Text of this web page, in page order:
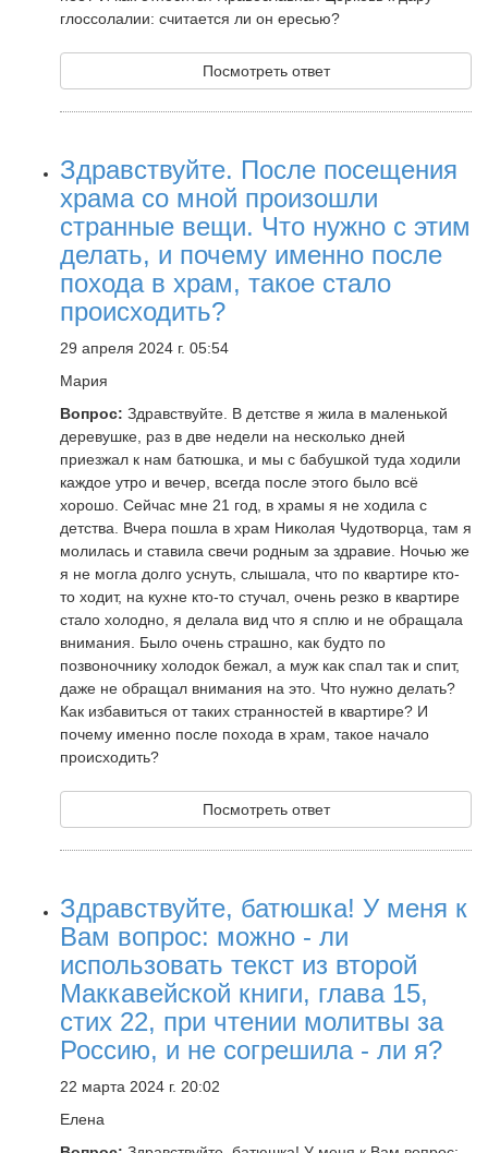
глоссолалии: считается ли он ересью?
Посмотреть ответ
Здравствуйте. После посещения
храма со мной произошли
странные вещи. Что нужно с этим
делать, и почему именно после
похода в храм, такое стало
происходить?
29 апреля 2024 г. 05:54
Мария
Вопрос: Здравствуйте. В детстве я жила в маленькой
деревушке, раз в две недели на несколько дней
приезжал к нам батюшка, и мы с бабушкой туда ходили
каждое утро и вечер, всегда после этого было всё
хорошо. Сейчас мне 21 год, в храмы я не ходила с
детства. Вчера пошла в храм Николая Чудотворца, там я
молилась и ставила свечи родным за здравие. Ночью же
я не могла долго уснуть, слышала, что по квартире кто-
то ходит, на кухне кто-то стучал, очень резко в квартире
стало холодно, я делала вид что я сплю и не обращала
внимания. Было очень страшно, как будто по
позвоночнику холодок бежал, а муж как спал так и спит,
даже не обращал внимания на это. Что нужно делать?
Как избавиться от таких странностей в квартире? И
почему именно после похода в храм, такое начало
происходить?
Посмотреть ответ
Здравствуйте, батюшка! У меня к
Вам вопрос: можно - ли
использовать текст из второй
Маккавейской книги, глава 15,
стих 22, при чтении молитвы за
Россию, и не согрешила - ли я?
22 марта 2024 г. 20:02
Елена